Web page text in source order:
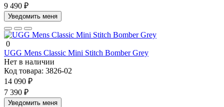
9 490 ₽
Уведомить меня
0
UGG Mens Classic Mini Stitch Bomber Grey
Нет в наличии
Код товара: 3826-02
14 090 ₽
7 390 ₽
Уведомить меня